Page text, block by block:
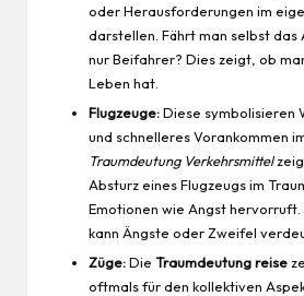
oder Herausforderungen im
darstellen. Fährt man selbst das
nur Beifahrer? Dies zeigt, ob
Leben hat.
Flugzeuge:Diese symbolisieren
und schnelleres Vorankommen
Traumdeutung Verkehrsmittel
Absturz eines Flugzeugs im
Emotionen wie Angst hervorruft.
kann Ängste oder Zweifel
Züge:Die Traumdeutung reise
oftmals für den kollektiven